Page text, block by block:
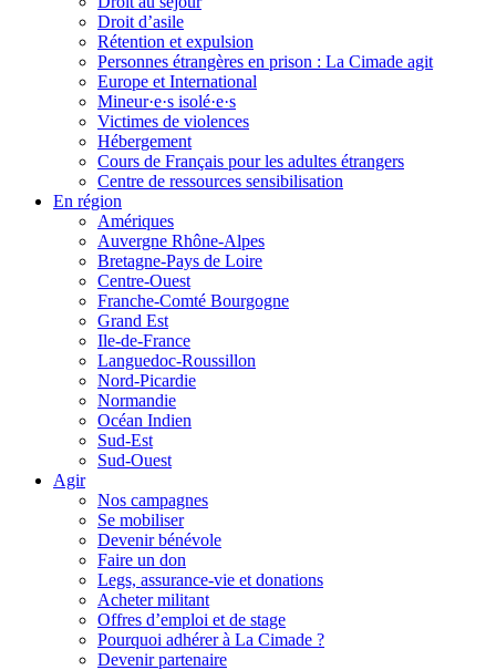
Droit d’asile
Rétention et expulsion
Personnes étrangères en prison : La Cimade agit
Europe et International
Mineur·e·s isolé·e·s
Victimes de violences
Hébergement
Cours de Français pour les adultes étrangers
Centre de ressources sensibilisation
En région
Amériques
Auvergne Rhône-Alpes
Bretagne-Pays de Loire
Centre-Ouest
Franche-Comté Bourgogne
Grand Est
Ile-de-France
Languedoc-Roussillon
Nord-Picardie
Normandie
Océan Indien
Sud-Est
Sud-Ouest
Agir
Nos campagnes
Se mobiliser
Devenir bénévole
Faire un don
Legs, assurance-vie et donations
Acheter militant
Offres d’emploi et de stage
Pourquoi adhérer à La Cimade ?
Devenir partenaire